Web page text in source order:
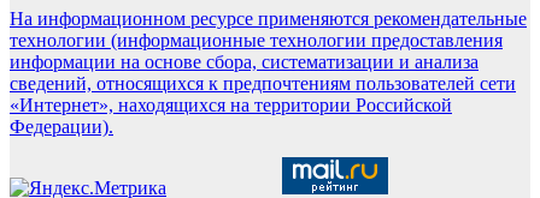
На информационном ресурсе применяются рекомендательные
технологии (информационные технологии предоставления
информации на основе сбора, систематизации и анализа
сведений, относящихся к предпочтениям пользователей сети
«Интернет», находящихся на территории Российской
Федерации).